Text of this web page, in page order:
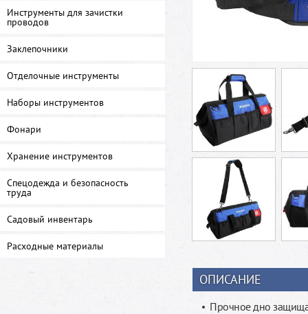
Инструменты для зачистки
проводов
Заклепочники
Отделочные инструменты
Наборы инструментов
Фонари
Хранение инструментов
Спецодежда и безопасность
труда
Садовый инвентарь
Расходные материалы
ОПИСАНИЕ
Прочное дно